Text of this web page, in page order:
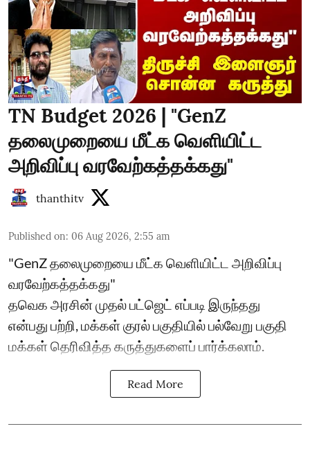
TN Budget 2026 | "GenZ
தலைமுறையை மீட்க வெளியிட்ட
அறிவிப்பு வரவேற்கத்தக்கது"
thanthitv
Published on: 06 Aug 2026, 2:55 am
"GenZ தலைமுறையை மீட்க வெளியிட்ட அறிவிப்பு
வரவேற்கத்தக்கது"
தவெக அரசின் முதல் பட்ஜெட் எப்படி இருந்தது
என்பது பற்றி, மக்கள் குரல் பகுதியில் பல்வேறு பகுதி
மக்கள் தெரிவித்த கருத்துகளைப் பார்க்கலாம்.
Read More